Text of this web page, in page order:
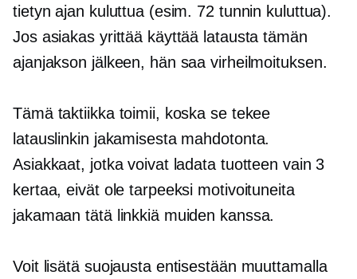
tietyn ajan kuluttua (esim. 72 tunnin kuluttua).
Jos asiakas yrittää käyttää latausta tämän
ajanjakson jälkeen, hän saa virheilmoituksen.
Tämä taktiikka toimii, koska se tekee
latauslinkin jakamisesta mahdotonta.
Asiakkaat, jotka voivat ladata tuotteen vain 3
kertaa, eivät ole tarpeeksi motivoituneita
jakamaan tätä linkkiä muiden kanssa.
Voit lisätä suojausta entisestään muuttamalla